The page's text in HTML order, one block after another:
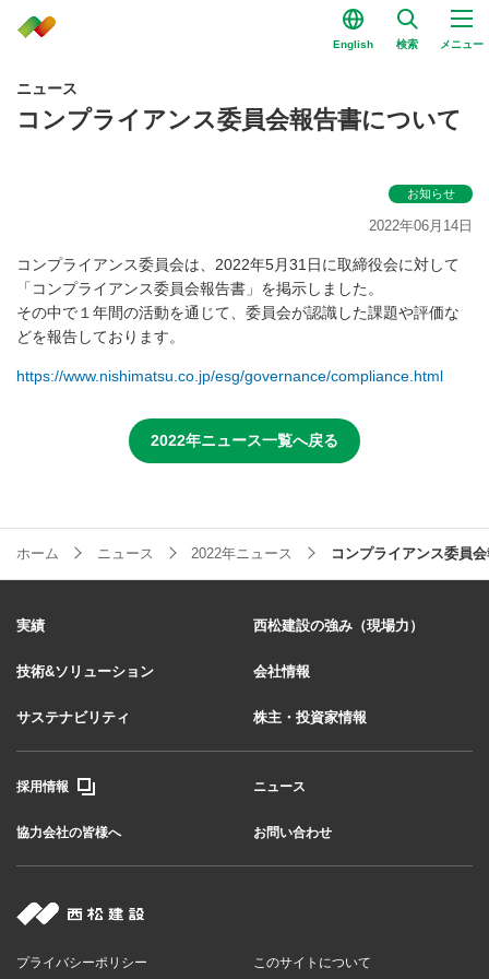
English 検索 メニュー
ニュース
コンプライアンス委員会報告書について
お知らせ
2022年06月14日
コンプライアンス委員会は、2022年5月31日に取締役会に対して
「コンプライアンス委員会報告書」を掲示しました。
その中で１年間の活動を通じて、委員会が認識した課題や評価な
どを報告しております。
https://www.nishimatsu.co.jp/esg/governance/compliance.html
2022年ニュース一覧へ戻る
ホーム ニュース 2022年ニュース コンプライアンス委員
実績 西松建設の強み（現場力）
技術&ソリューション 会社情報
サステナビリティ 株主・投資家情報
採用情報 ニュース
協力会社の皆様へ お問い合わせ
プライバシーポリシー このサイトについて